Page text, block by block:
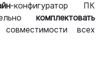
-конфигуратор ПК
комплектовать
всех